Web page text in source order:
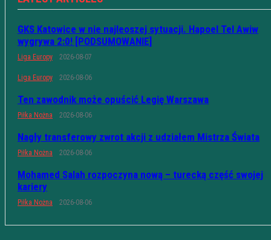
GKS Katowice w nie najleoszej sytuacji. Hapoel Tel Awiw
wygrywa 2:0! [PODSUMOWANIE]
Liga Europy 2026-08-07
Liga Europy 2026-08-06
Ten zawodnik może opuścić Legię Warszawa
Piłka Nożna 2026-08-06
Nagły transferowy zwrot akcji z udziałem Mistrza Świata
Piłka Nożna 2026-08-06
Mohamed Salah rozpoczyna nową – turecką część swojej
kariery
Piłka Nożna 2026-08-06